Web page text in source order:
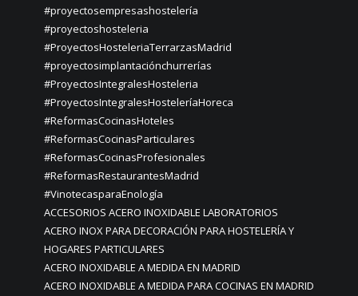
#proyectosempresashostelería
#proyectoshosteleria
#ProyectosHosteleriaTerrarzasMadrid
#proyectosimplantaciónchurrerías
#ProyectosIntegralesHosteleria
#ProyectosIntegralesHosteleríaHoreca
#ReformasCocinasHoteles
#ReformasCocinasParticulares
#ReformasCocinasProfesionales
#ReformasRestaurantesMadrid
#VinotecasparaEnología
ACCESORIOS ACERO INOXIDABLE LABORATORIOS
ACERO INOX PARA DECORACIÓN PARA HOSTELERÍA Y
HOGARES PARTICULARES
ACERO INOXIDABLE A MEDIDA EN MADRID
ACERO INOXIDABLE A MEDIDA PARA COCINAS EN MADRID